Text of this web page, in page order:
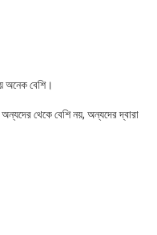
অনেক বেশি।
থেকে বেশি নয়, অন্যদের দ্বারা